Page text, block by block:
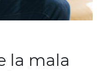
la mala